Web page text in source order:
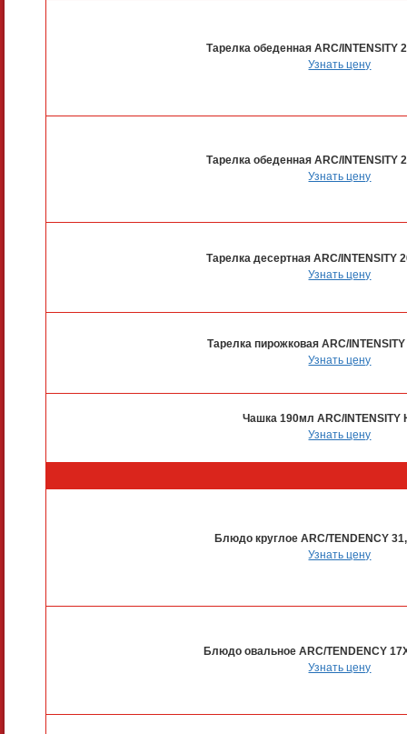
Тарелка обеденная ARC/INTENSITY
Узнать цену
Тарелка обеденная ARC/INTENSITY
Узнать цену
Тарелка десертная ARC/INTENSITY
Узнать цену
Тарелка пирожковая ARC/
Узнать цену
Чашка 190мл ARC/INTENSITY
Узнать цену
Блюдо круглое ARC/TENDENCY
Узнать цену
Блюдо овальное ARC/TENDENCY
Узнать цену